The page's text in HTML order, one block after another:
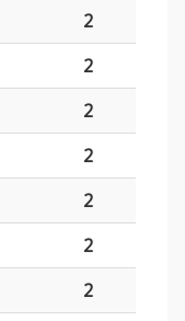
2
2
2
2
2
2
2